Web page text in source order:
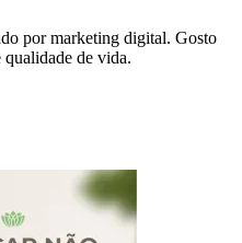
por marketing digital. Gosto
qualidade de vida.